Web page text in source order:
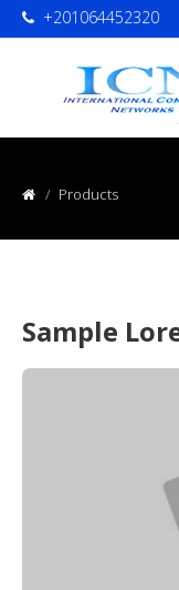
+201064452320
Products
Sample